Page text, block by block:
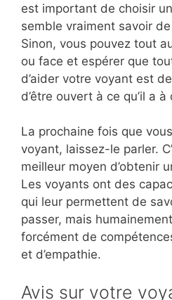
est important de choisir
semble vraiment savoir
Sinon, vous pouvez tout
ou face et espérer que
d’aider votre voyant est
d’être ouvert à ce qu’il a à
La prochaine fois que
voyant, laissez-le parler.
meilleur moyen d’obtenir
Les voyants ont des
qui leur permettent de
passer, mais
forcément de
et d’empathie.
Avis sur votre